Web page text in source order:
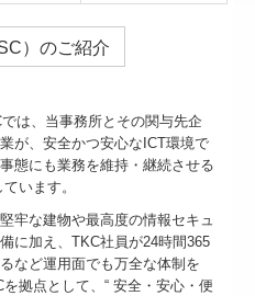
）のご紹介
は、当事務所とその関与先企
が、安全かつ安心なICT環境で
態にも業務を維持・継続させる
います。
牢な建物や最高度の情報セキュ
に加え、TKC社員が24時間365
など運用面でも万全な体制を
拠点として、“ 安全・安心・便